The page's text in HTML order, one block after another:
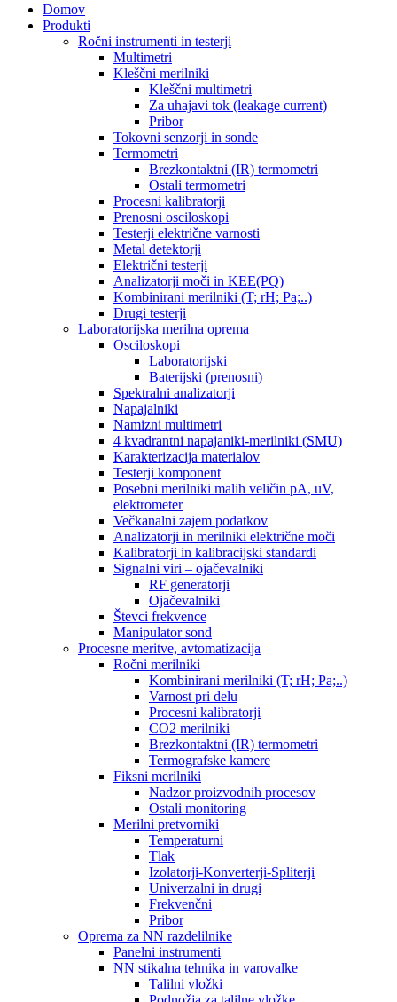
Domov
Produkti
Ročni instrumenti in testerji
Multimetri
Kleščni merilniki
Kleščni multimetri
Za uhajavi tok (leakage current)
Pribor
Tokovni senzorji in sonde
Termometri
Brezkontaktni (IR) termometri
Ostali termometri
Procesni kalibratorji
Prenosni osciloskopi
Testerji električne varnosti
Metal detektorji
Električni testerji
Analizatorji moči in KEE(PQ)
Kombinirani merilniki (T; rH; Pa;..)
Drugi testerji
Laboratorijska merilna oprema
Osciloskopi
Laboratorijski
Baterijski (prenosni)
Spektralni analizatorji
Napajalniki
Namizni multimetri
4 kvadrantni napajaniki-merilniki (SMU)
Karakterizacija materialov
Testerji komponent
Posebni merilniki malih veličin pA, uV,
elektrometer
Večkanalni zajem podatkov
Analizatorji in merilniki električne moči
Kalibratorji in kalibracijski standardi
Signalni viri – ojačevalniki
RF generatorji
Ojačevalniki
Števci frekvence
Manipulator sond
Procesne meritve, avtomatizacija
Ročni merilniki
Kombinirani merilniki (T; rH; Pa;..)
Varnost pri delu
Procesni kalibratorji
CO2 merilniki
Brezkontaktni (IR) termometri
Termografske kamere
Fiksni merilniki
Nadzor proizvodnih procesov
Ostali monitoring
Merilni pretvorniki
Temperaturni
Tlak
Izolatorji-Konverterji-Spliterji
Univerzalni in drugi
Frekvenčni
Pribor
Oprema za NN razdelilnike
Panelni instrumenti
NN stikalna tehnika in varovalke
Talilni vložki